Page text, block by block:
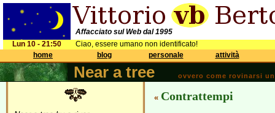
Affacciato sul Web dal 1995
Lun 10 - 21:50
Ciao, essere umano non identificato!
home
blog personale attività
Near a tree ovvero come rovinarsi
« Contrattempi